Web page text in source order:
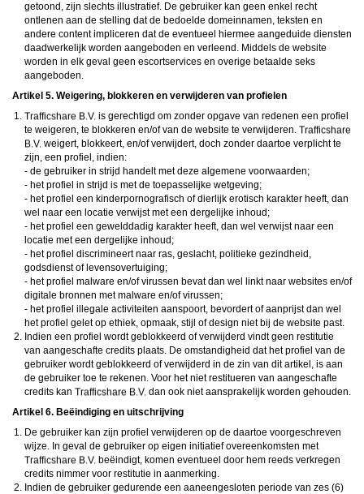
getoond, zijn slechts illustratief. De gebruiker kan geen enkel recht
ontlenen aan de stelling dat de bedoelde domeinnamen, teksten en
andere content impliceren dat de eventueel hiermee aangeduide diensten
daadwerkelijk worden aangeboden en verleend. Middels de website
worden in elk geval geen escortservices en overige betaalde seks
aangeboden.
Artikel 5. Weigering, blokkeren en verwijderen van profielen
is gerechtigd om zonder opgave van redenen een profiel
te weigeren, te blokkeren en/of van de website te verwijderen.
weigert, blokkeert, en/of verwijdert, doch zonder daartoe verplicht te
zijn, een profiel, indien:
- de gebruiker in strijd handelt met deze algemene voorwaarden;
- het profiel in strijd is met de toepasselijke wetgeving;
- het profiel een kinderpornografisch of dierlijk erotisch karakter heeft, dan
wel naar een locatie verwijst met een dergelijke inhoud;
- het profiel een gewelddadig karakter heeft, dan wel verwijst naar een
locatie met een dergelijke inhoud;
- het profiel discrimineert naar ras, geslacht, politieke gezindheid,
godsdienst of levensovertuiging;
- het profiel malware en/of virussen bevat dan wel linkt naar websites en/of
digitale bronnen met malware en/of virussen;
- het profiel illegale activiteiten aanspoort, bevordert of aanprijst dan wel
het profiel gelet op ethiek, opmaak, stijl of design niet bij de website past.
Indien een profiel wordt geblokkeerd of verwijderd vindt geen restitutie
van aangeschafte credits plaats. De omstandigheid dat het profiel van de
gebruiker wordt geblokkeerd of verwijderd in de zin van dit artikel, is aan
de gebruiker toe te rekenen. Voor het niet restitueren van aangeschafte
credits kan
dan ook niet aansprakelijk worden gehouden.
Artikel 6. Beëindiging en uitschrijving
De gebruiker kan zijn profiel verwijderen op de daartoe voorgeschreven
wijze. In geval de gebruiker op eigen initiatief overeenkomsten met
beëindigt, komen eventueel door hem reeds verkregen
credits nimmer voor restitutie in aanmerking.
Indien de gebruiker gedurende een aaneengesloten periode van zes (6)